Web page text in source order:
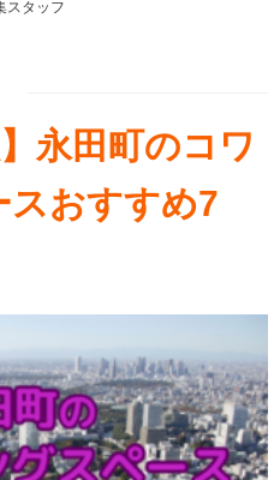
スタッフ
永田町のコワ
スおすすめ7